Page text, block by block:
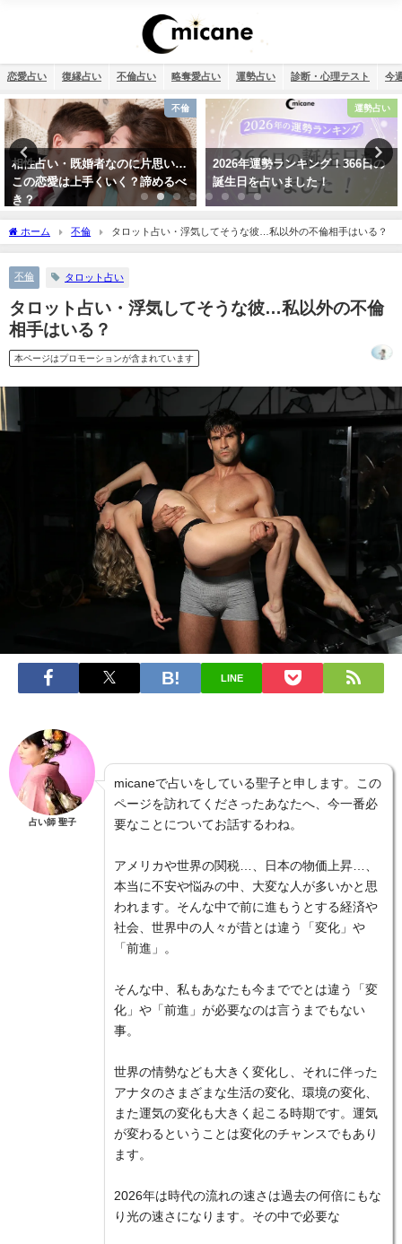
恋愛占い 復縁占い 不倫占い 略奪愛占い 運勢占い 診断・心理テスト 今
運勢占い
2026年運勢ランキング！366日の
誕生日を占いました！
復縁
タロット占い・元彼の今の私に対
する気持ちは？どう思ってる？
ホーム 不倫 タロット占い・浮気してそうな彼…私以外の不倫相手はいる？
不倫 タロット占い
タロット占い・浮気してそうな彼…私以外の不倫
相手はいる？
本ページはプロモーションが含まれています
LINE
占い師 聖子
micaneで占いをしている聖子と申します。この
ページを訪れてくださったあなたへ、今一番必
要なことについてお話するわね。
アメリカや世界の関税…、日本の物価上昇…、
本当に不安や悩みの中、大変な人が多いかと思
われます。そんな中で前に進もうとする経済や
社会、世界中の人々が昔とは違う「変化」や
「前進」。
そんな中、私もあなたも今まででとは違う「変
化」や「前進」が必要なのは言うまでもない
事。
世界の情勢なども大きく変化し、それに伴った
アナタのさまざまな生活の変化、環境の変化、
また運気の変化も大きく起こる時期です。運気
が変わるということは変化のチャンスでもあり
ます。
2026年は時代の流れの速さは過去の何倍にもな
り光の速さになります。その中で必要な